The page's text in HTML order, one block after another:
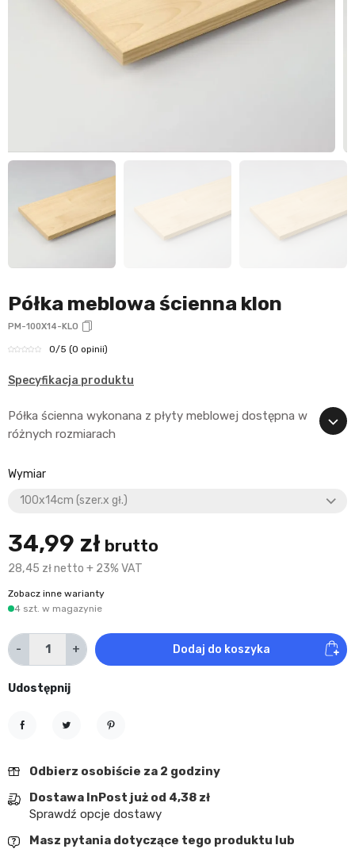
Półka meblowa ścienna klon
PM-100X14-KLO
0/5 (0 opinii)
Specyfikacja produktu
Półka ścienna wykonana z płyty meblowej dostępna w
różnych rozmiarach
Wymiar
34,99 zł brutto
28,45 zł netto + 23% VAT
Zobacz inne warianty
4 szt. w magazynie
- + Dodaj do koszyka
Udostępnij
Odbierz osobiście za 2 godziny
Dostawa InPost już od 4,38 zł
Sprawdź opcje dostawy
Masz pytania dotyczące tego produktu lub